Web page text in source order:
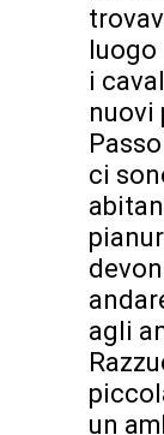
luogo
i
nuovi
ci
agli
un